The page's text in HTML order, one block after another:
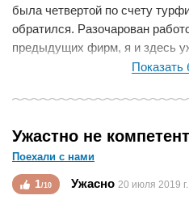
была четвертой по счету
обратился. Разочарован
предыдущих фирм, я и здесь
рассчитывал, просто оставил
проговорили все основные
сейчас, уже вернувшись из
кстати, прошел на 10/10, я могу
рад, что обратился именно к
Анне! Именно благодаря ей все
Ужастно не
Поехали с нами
1/10 Ужасно 20 июля 2019 г.